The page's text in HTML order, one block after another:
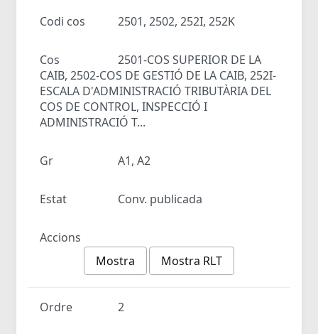
Codi cos 2501, 2502, 252I, 252K
Cos
2501-COS SUPERIOR DE LA
CAIB, 2502-COS DE GESTIÓ DE LA CAIB, 252I-
ESCALA D'ADMINISTRACIÓ TRIBUTÀRIA DEL
COS DE CONTROL, INSPECCIÓ I
ADMINISTRACIÓ T...
Gr A1, A2
Estat Conv. publicada
Accions
Mostra
Mostra RLT
Ordre 2